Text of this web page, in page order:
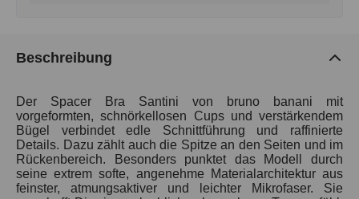
Beschreibung
Der Spacer Bra Santini von bruno banani mit
vorgeformten, schnörkellosen Cups und verstärkendem
Bügel verbindet edle Schnittführung und raffinierte
Details. Dazu zählt auch die Spitze an den Seiten und im
Rückenbereich. Besonders punktet das Modell durch
seine extrem softe, angenehme Materialarchitektur aus
feinster, atmungsaktiver und leichter Mikrofaser. Sie